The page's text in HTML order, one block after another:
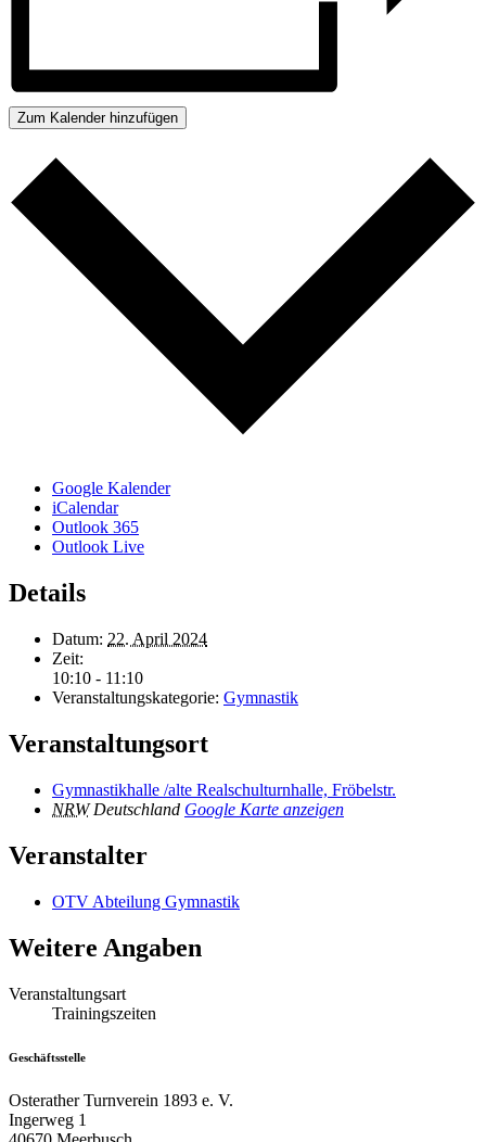
Zum Kalender hinzufügen
Google Kalender
iCalendar
Outlook 365
Outlook Live
Details
Datum: 22. April 2024
Zeit:
10:10 - 11:10
Veranstaltungskategorie: Gymnastik
Veranstaltungsort
Gymnastikhalle /alte Realschulturnhalle, Fröbelstr.
NRW Deutschland Google Karte anzeigen
Veranstalter
OTV Abteilung Gymnastik
Weitere Angaben
Veranstaltungsart
Trainingszeiten
Geschäftsstelle
Osterather Turnverein 1893 e. V.
Ingerweg 1